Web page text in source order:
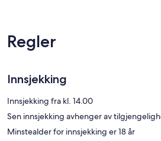
rommene har separat sitteområde.
sengetøy av topp kvalitet. LCD-TV
mikrobølgeovn og eget spiseområde.
Dette leilighetshotellet i Gold Coast
prisen. Forretningsfasiliteter omfatter
Lokalsamtaler og fjernsamtaler er
gjelde). Rengjøring tilbys daglig, og det
allergitestet sengetøy.
Regler
Innsjekking
Innsjekking fra kl. 14.00
Sen innsjekking avhenger av
Minstealder for innsjekking er 18 år